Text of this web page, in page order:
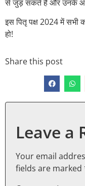
से जुड़ सकते हैं और उनके
इस पितृ पक्ष 2024 में सभी
हो!
Share this post
Leave a
Your email
fields are marked